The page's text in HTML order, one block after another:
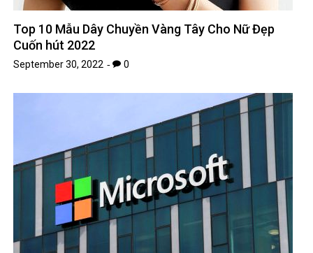
Top 10 Mẫu Dây Chuyền Vàng Tây Cho Nữ Đẹp
Cuốn hút 2022
September 30, 2022 0